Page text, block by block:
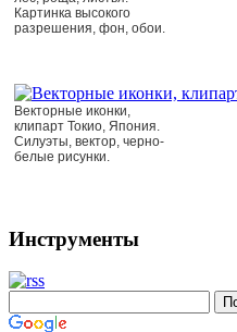
Картинка высокого
разрешения, фон, обои.
Векторные иконки,
клипарт Токио, Япония.
Силуэты, вектор, черно-
белые рисунки.
Инструменты